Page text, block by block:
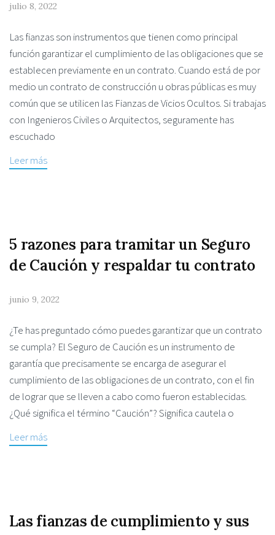
julio 8, 2022
Las fianzas son instrumentos que tienen como principal
función garantizar el cumplimiento de las obligaciones que se
establecen previamente en un contrato. Cuando está de por
medio un contrato de construcción u obras públicas es muy
común que se utilicen las Fianzas de Vicios Ocultos. Si trabajas
con Ingenieros Civiles o Arquitectos, seguramente has
escuchado
Leer más
5 razones para tramitar un Seguro
de Caución y respaldar tu contrato
junio 9, 2022
¿Te has preguntado cómo puedes garantizar que un contrato
se cumpla? El Seguro de Caución es un instrumento de
garantía que precisamente se encarga de asegurar el
cumplimiento de las obligaciones de un contrato, con el fin
de lograr que se lleven a cabo como fueron establecidas.
¿Qué significa el término “Caución”? Significa cautela o
Leer más
Las fianzas de cumplimiento y sus